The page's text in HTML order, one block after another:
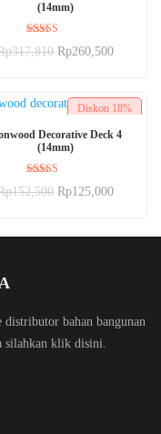
(14mm)
Dinilai
5.00
317,810 Rp260,500
Diskon 18%
BELI SEKARANG
Decorative Deck 4
(14mm)
Dinilai
5.00
152,500 Rp125,000
distributor bahan bangunan
silahkan klik disini.